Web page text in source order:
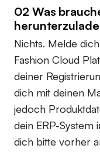
02 Was
Nichts. Melde
Fashion Cloud
deiner
dich mit deinen
jedoch
dein ERP-System
dich bitte vorher